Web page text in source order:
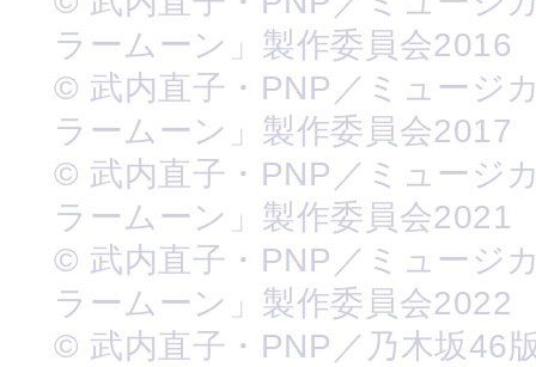
ラームーン」製作委員会2016
© 武内直子・PNP／ミュージ
ラームーン」製作委員会2017
© 武内直子・PNP／ミュージ
ラームーン」製作委員会2021
© 武内直子・PNP／ミュージ
ラームーン」製作委員会2022
© 武内直子・PNP／乃木坂46